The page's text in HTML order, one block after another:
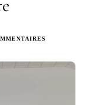
CHRISTOFI